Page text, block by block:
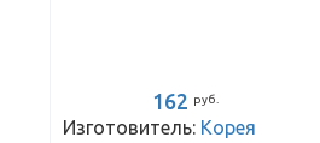
162 руб.
Изготовитель: Корея